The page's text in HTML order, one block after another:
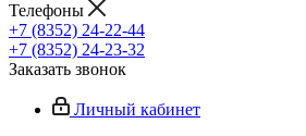
Телефоны
+7 (8352) 24-22-44
+7 (8352) 24-23-32
Заказать звонок
Личный кабинет